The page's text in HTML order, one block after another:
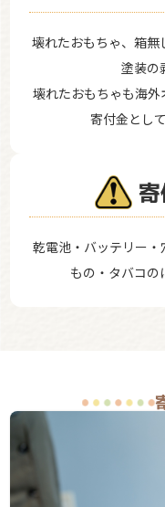
壊れたおもちゃ、箱無
塗装の
壊れたおもちゃも海
寄付金とし
乾電池・バッテリー
もの・タバコ